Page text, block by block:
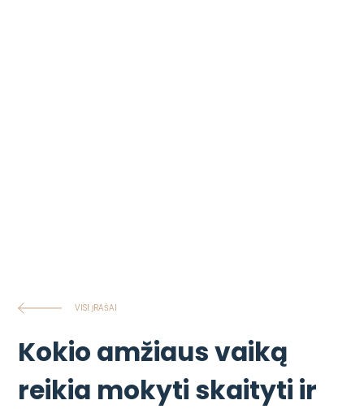
VISI ĮRAŠAI
Kokio amžiaus vaiką
reikia mokyti skaityti ir